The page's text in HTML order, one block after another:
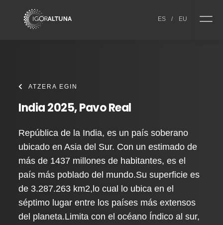
ES / EU
ATZERA EGIN
India 2025, Pavo Real
República de la India, es un país soberano
ubicado en Asia del Sur. Con un estimado de
más de 1437 millones de habitantes, es el
país más poblado del mundo.Su superficie es
de 3.287.263 km2,lo cual lo ubica en el
séptimo lugar entre los países más extensos
del planeta.Limita con el océano Índico al sur,